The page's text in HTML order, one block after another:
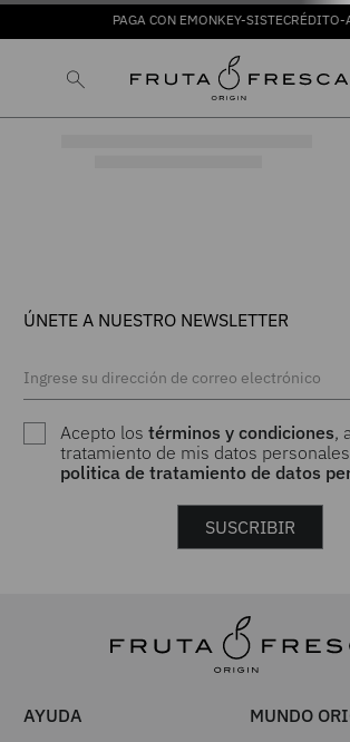
PAGA CON EMONKEY-SISTECRÉDITO-
ÚNETE A NUESTRO NEWSLETTER
Acepto lostérminos y condiciones,
tratamiento de mis datos
politica de tratamiento de datos
SUSCRIBIR
AYUDA MUNDO